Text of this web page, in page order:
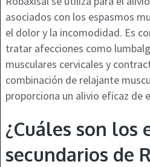
asociados con los espasmos
el dolor y la incomodidad. Es
tratar afecciones como
musculares cervicales y
combinación de relajante
proporciona un alivio eficaz de
¿Cuáles son los
secundarios de